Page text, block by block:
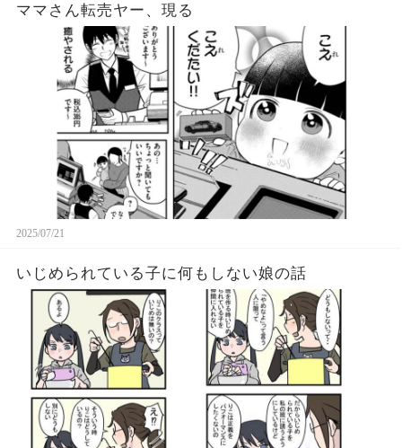
ママさん転売ヤー、現る
2025/07/21
いじめられている子に何もしない娘の話